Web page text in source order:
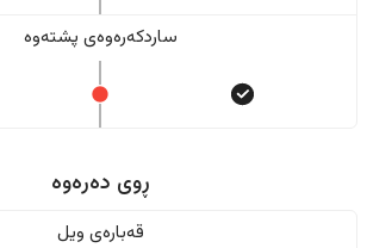
ساردکەرەوەی پشتەوە
ڕوی دەرەوە
قەبارەی ویل